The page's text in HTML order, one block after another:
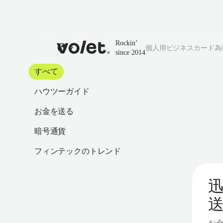
Rockin’
since 2014
個人用ビジネス カード為
すべて
ハウツーガイド
お金を送る
暗号通貨
フィンテックのトレンド